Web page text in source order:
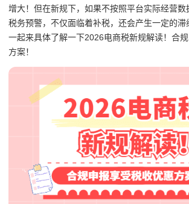
增大！但在新规下，如果不按照平台实际经营数
税务预警，不仅面临着补税，还会产生一定的滞
一起来具体了解一下2026电商税新规解读！合
方案！